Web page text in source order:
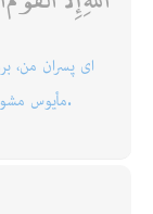
اى پسران من،
مأيوس مشويد، زيرا تنها كافران از رحمت خدا مأيوس مى‌شوند.